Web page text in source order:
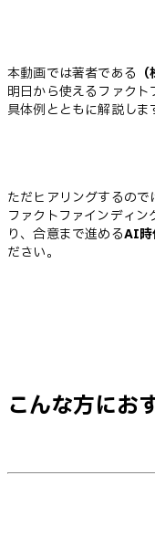
本動画では著者である
明日から使えるファク
具体例とともに解説しま
ただヒアリングするので
ファクトファインディ
り、合意まで進めるAI時
ださい。
こんな方にお